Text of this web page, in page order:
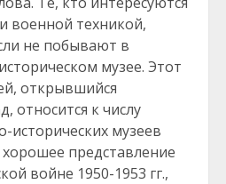
военной техникой,
не побывают в
музее. Этот
открывшийся
относится к числу
исторических музеев
представление
войне 1950-1953 гг.,